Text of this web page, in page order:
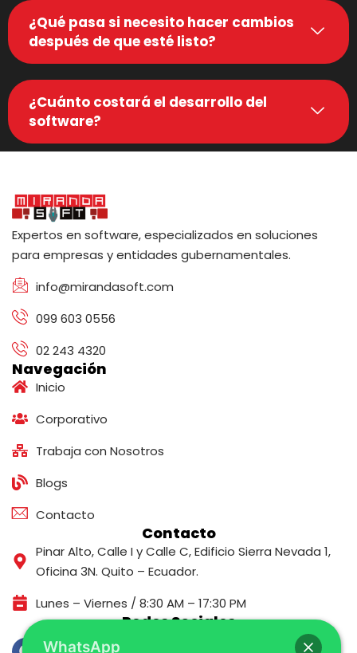
¿Qué pasa si necesito hacer cambios
después de que esté listo?
¿Cuánto costará el desarrollo del
software?
Expertos en software, especializados en soluciones
para empresas y entidades gubernamentales.
info@mirandasoft.com
099 603 0556
02 243 4320
Navegación
Inicio
Corporativo
Trabaja con Nosotros
Blogs
Contacto
Contacto
Pinar Alto, Calle I y Calle C, Edificio Sierra Nevada 1,
Oficina 3N. Quito – Ecuador.
Lunes – Viernes / 8:30 AM – 17:30 PM
Redes Sociales
WhatsApp